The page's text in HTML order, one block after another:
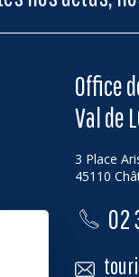
Office
Val de
3 Place
45110
02